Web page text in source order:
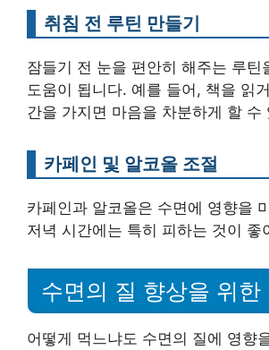
취침 전 루틴 만들기
잠들기 전 눈을 편안히 해주는 루틴
도움이 됩니다. 예를 들어, 책을 읽
간을 가지면 마음을 차분하게 할 수
카페인 및 알코올 조절
카페인과 알코올은 수면에 영향을
저녁 시간에는 특히 피하는 것이 좋
수면의 질 향상을 위한
어떻게 먹느냐도 수면의 질에 영향